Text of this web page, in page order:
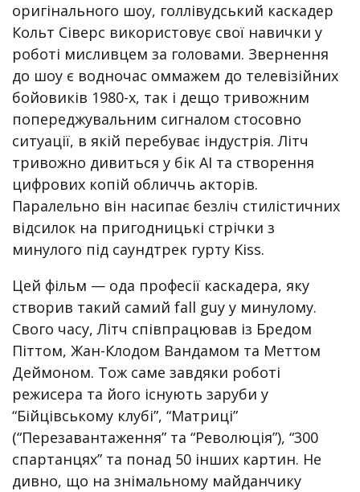
оригінального шоу, голлівудський каскадер
Кольт Сіверс використовує свої навички у
роботі мисливцем за головами. Звернення
до шоу є водночас оммажем до телевізійних
бойовиків 1980-х, так і дещо тривожним
попереджувальним сигналом стосовно
ситуації, в якій перебуває індустрія. Літч
тривожно дивиться у бік AI та створення
цифрових копій обличчь акторів.
Паралельно він насипає безліч стилістичних
відсилок на пригодницькі стрічки з
минулого під саундтрек гурту Kiss.
Цей фільм — ода професії каскадера, яку
створив такий самий fall guy у минулому.
Свого часу, Літч співпрацював із Бредом
Піттом, Жан-Клодом Вандамом та Меттом
Деймоном. Тож саме завдяки роботі
режисера та його існують заруби у
“Бійцівському клубі”, “Матриці”
(“Перезавантаження” та “Революція”), “300
спартанцях” та понад 50 інших картин. Не
дивно, що на знімальному майданчику